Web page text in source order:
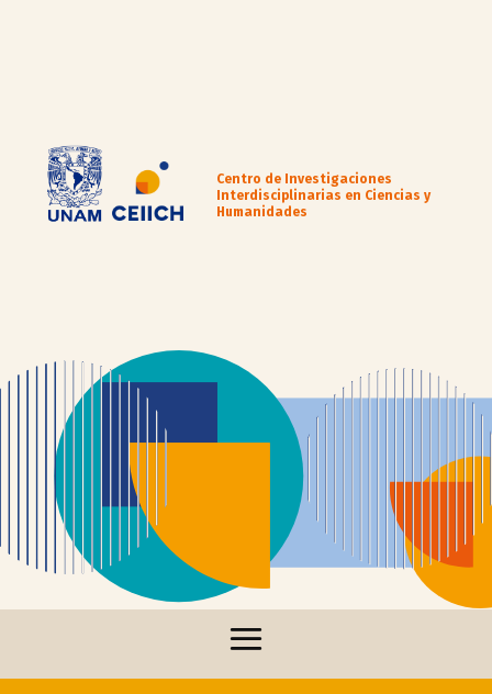
Centro de Investigaciones
Interdisciplinarias en Ciencias y
Humanidades